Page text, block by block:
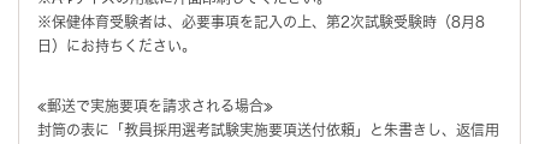
※保健体育受験者は、必要事項を記入の上、第2次試験受験時（8月8
日）にお持ちください。
≪郵送で実施要項を請求される場合≫
封筒の表に「教員採用選考試験実施要項送付依頼」と朱書きし、返信用